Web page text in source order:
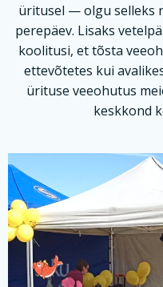
üritusel — olgu selleks
perepäev. Lisaks
koolitusi, et tõsta
ettevõtetes kui
ürituse veeohutus
keskkond